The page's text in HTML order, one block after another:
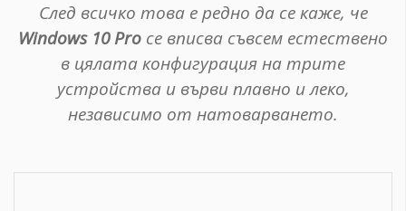
След всичко това е редно да се каже, че
Windows 10 Pro се вписва съвсем естествено
в цялата конфигурация на трите
устройства и върви плавно и леко,
независимо от натоварването.